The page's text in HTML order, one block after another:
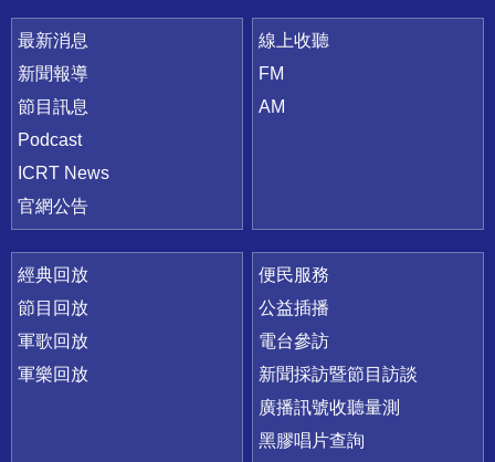
最新消息
新聞報導
節目訊息
Podcast
ICRT News
官網公告
線上收聽
FM
AM
經典回放
節目回放
軍歌回放
軍樂回放
便民服務
公益插播
電台參訪
新聞採訪暨節目訪談
廣播訊號收聽量測
黑膠唱片查詢